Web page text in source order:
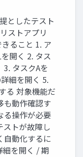
としたテスト
ストアプリ
ること 1. ア
開く 2. タス
タスクAを
細を開く 5.
る 対象機能だ
も動作確認す
る操作が必要
トが故障し
自動化するに
を開く / 期